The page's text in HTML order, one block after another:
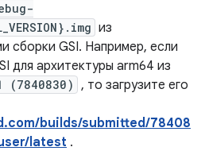
из
сборки GSI. Например, если
для архитектуры arm64 из
(7840830) , то загрузите его
builds/submitted/78408
latest .